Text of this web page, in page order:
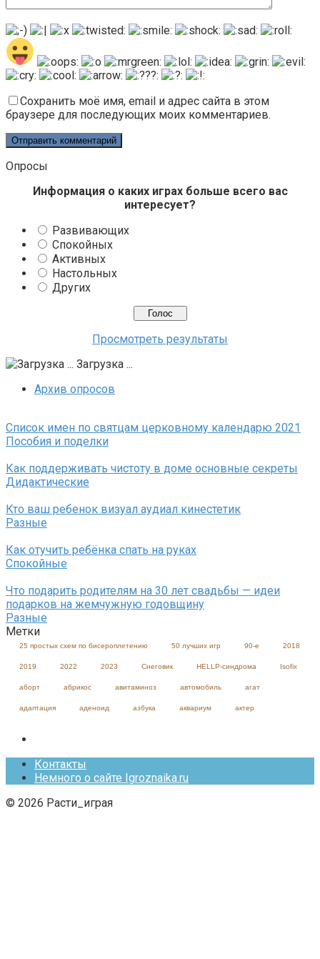
Сохранить моё имя, email и адрес сайта в этом
браузере для последующих моих комментариев.
Опросы
Информация о каких играх больше всего вас
интересует?
Развивающих
Спокойных
Активных
Настольных
Других
Просмотреть результаты
Загрузка ...
Архив опросов
Список имен по святцам церковному календарю 2021
Пособия и поделки
Как поддерживать чистоту в доме основные секреты
Дидактические
Кто ваш ребенок визуал аудиал кинестетик
Разные
Как отучить ребёнка спать на руках
Спокойные
Что подарить родителям на 30 лет свадьбы — идеи
подарков на жемчужную годовщину
Разные
Метки
25 простых схем по бисероплетению 50 лучших игр 90-е 2018
2019 2022 2023 Cнеговик HELLP-синдрома Isofix
аборт абрикос авитаминоз автомобиль агат
адаптация аденоид азбука аквариум актер
Контакты
Немного о сайте Igroznaika.ru
© 2026 Расти_играя